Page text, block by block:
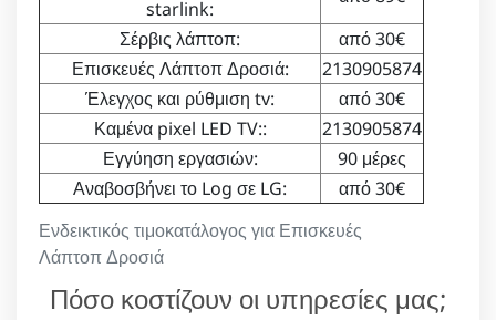
Ενδεικτικός τιμοκατάλογος για Επισκευές
Λάπτοπ Δροσιά
starlink:
Σέρβις λάπτοπ:
από 30€
Επισκευές Λάπτοπ Δροσιά:
2130905874
Έλεγχος και ρύθμιση tv:
από 30€
Καμένα pixel LED TV::
2130905874
Εγγύηση εργασιών:
90 μέρες
Αναβοσβήνει το Log σε LG:
από 30€
Πόσο κοστίζουν οι υπηρεσίες μας;